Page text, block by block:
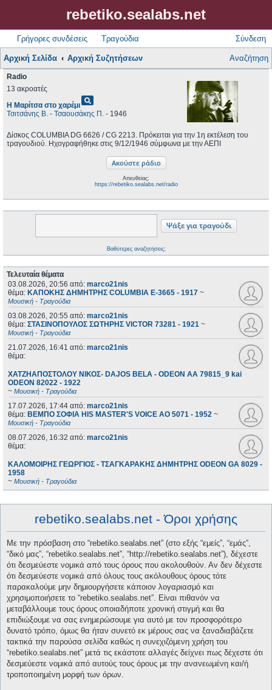
rebetiko.sealabs.net
Γρήγορες συνδέσεις Τραγούδια Σύνδεση
Αρχική Σελίδα Αρχική Συζητήσεων Αναζήτηση
Radio
13 ακροατές
Η Μαρίτσα στο χαρέμιpageview
Τσιτσάνης Β. - Τσαουσάκης Π. - 1946
Δίσκος COLUMBIA DG 6626 / CG 2213. Πρόκειται για την 1η εκτέλεση του
τραγουδιού. Ηχογραφήθηκε στις 9/12/1946 σύμφωνα με την ΑΕΠΙ
Απευθείας:
https://rebetiko.sealabs.net/radio
Βαθύτερες αναζητήσεις;
Τελευταία θέματα
03.08.2026, 20:56 από: marco21nis
θέμα: ΚΑΠΟΚΗΣ ΔΗΜΗΤΡΗΣ COLUMBIA E-3665 - 1917 ~
Μουσική - Τραγούδια
03.08.2026, 20:55 από: marco21nis
θέμα: ΣΤΑΣΙΝΟΠΟΥΛΟΣ ΣΩΤΗΡΗΣ VICTOR 73281 - 1921 ~
Μουσική - Τραγούδια
21.07.2026, 16:41 από: marco21nis
θέμα:
ΧΑΤΖΗΑΠΟΣΤΟΛΟΥ ΝΙΚΟΣ- DAJOS BELA - ODEON AA 79815_9 kai
ODEON 82022 - 1922
~ Μουσική - Τραγούδια
17.07.2026, 17:44 από: marco21nis
θέμα: ΒΕΜΠΟ ΣΟΦΙΑ HIS MASTER'S VOICE AO 5071 - 1952 ~
Μουσική - Τραγούδια
08.07.2026, 16:32 από: marco21nis
θέμα:
ΚΑΛΟΜΟΙΡΗΣ ΓΕΩΡΓΙΟΣ - ΤΣΑΓΚΑΡΑΚΗΣ ΔΗΜΗΤΡΗΣ ODEON GA 8029 -
1958
~ Μουσική - Τραγούδια
rebetiko.sealabs.net - Όροι χρήσης
Με την πρόσβαση στο “rebetiko.sealabs.net” (στο εξής “εμείς”, “εμάς”,
“δικό μας”, “rebetiko.sealabs.net”, “http://rebetiko.sealabs.net”), δέχεστε
ότι δεσμεύεστε νομικά από τους όρους που ακολουθούν. Αν δεν δέχεστε
ότι δεσμεύεστε νομικά από όλους τους ακόλουθους όρους τότε
παρακαλούμε μην δημιουργήσετε κάποιον λογαριασμό και
χρησιμοποιήσετε το “rebetiko.sealabs.net”. Είναι πιθανόν να
μεταβάλλουμε τους όρους οποιαδήποτε χρονική στιγμή και θα
επιδιώξουμε να σας ενημερώσουμε για αυτό με τον προσφορότερο
δυνατό τρόπο, όμως θα ήταν συνετό εκ μέρους σας να ξαναδιαβάζετε
τακτικά την παρούσα σελίδα καθώς η συνεχιζόμενη χρήση του
“rebetiko.sealabs.net” μετά τις εκάστοτε αλλαγές δείχνει πως δέχεστε ότι
δεσμεύεστε νομικά από αυτούς τους όρους με την ανανεωμένη και/ή
τροποποιημένη μορφή των όρων.